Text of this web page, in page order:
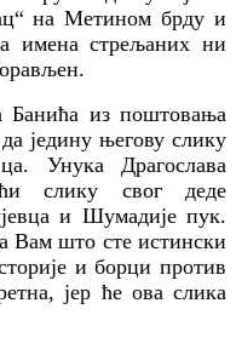
на Метином брду и
имена стрељаних ни
Банића из поштовања
једину његову слику
Унука Драгослава
слику свог деде
и Шумадије пук.
Вам што сте истински
и борци против
јер ће ова слика